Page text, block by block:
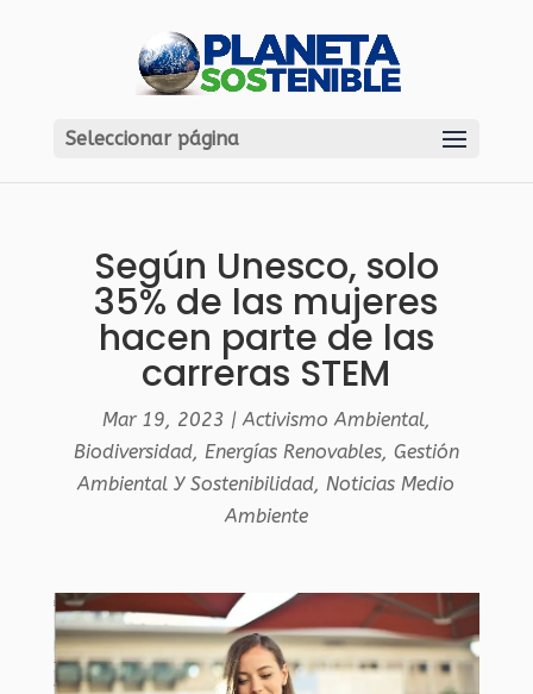
Seleccionar página
Según Unesco, solo
35% de las mujeres
hacen parte de las
carreras STEM
Mar 19, 2023 |Activismo Ambiental,
Biodiversidad, Energías Renovables, Gestión
Ambiental Y Sostenibilidad,Noticias Medio
Ambiente